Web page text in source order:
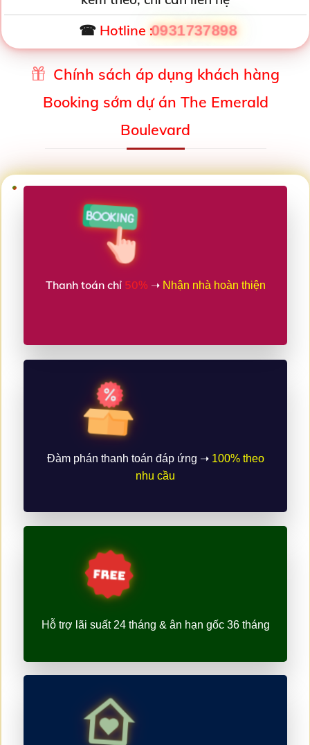
☎ Hotline :0931737898
Chính sách áp dụng khách hàng
Booking sớm dự án The Emerald
Boulevard
Thanh toán chỉ 50% ➝ Nhận nhà hoàn thiện
Đàm phán thanh toán đáp ứng ➝ 100% theo
nhu cầu
Hỗ trợ lãi suất 24 tháng & ân hạn gốc 36 tháng